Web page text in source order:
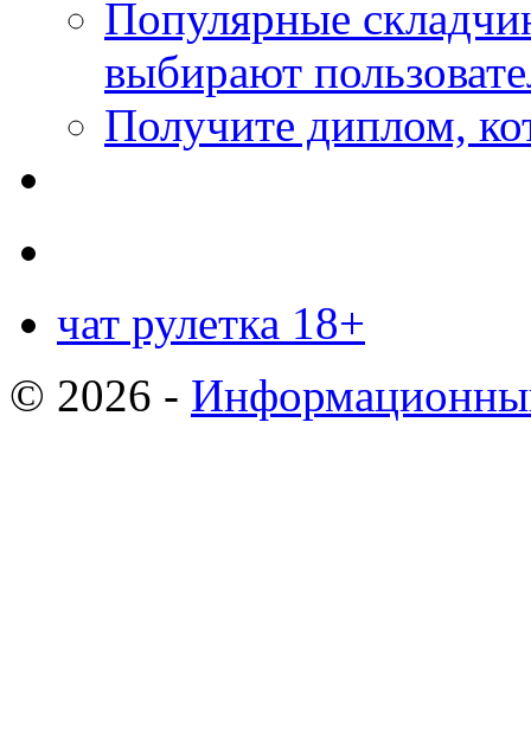
Популярные
выбирают
Получите диплом,
чат рулетка 18+
© 2026 -